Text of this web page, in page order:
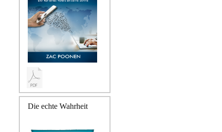
Die echte Wahrheit